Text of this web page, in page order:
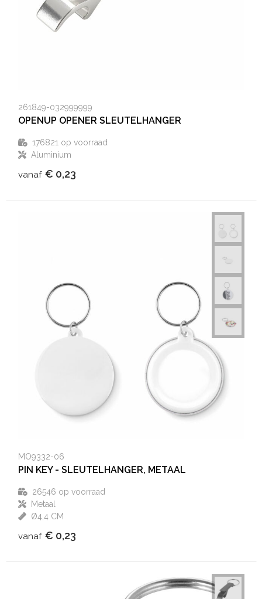
261849-032999999
OPENUP OPENER SLEUTELHANGER
176821 op voorraad
Aluminium
vanaf € 0,23
MO9332-06
PIN KEY - SLEUTELHANGER, METAAL
26546 op voorraad
Metaal
Ø4,4 CM
vanaf € 0,23